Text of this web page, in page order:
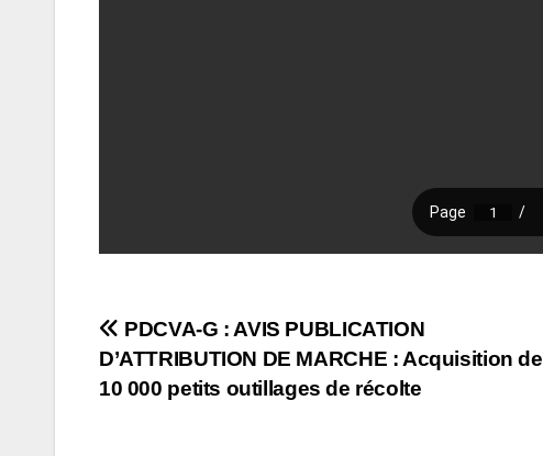
Navigation
de
PDCVA-G : AVIS PUBLICATION
D’ATTRIBUTION DE MARCHE : Acquisition de
10 000 petits outillages de récolte